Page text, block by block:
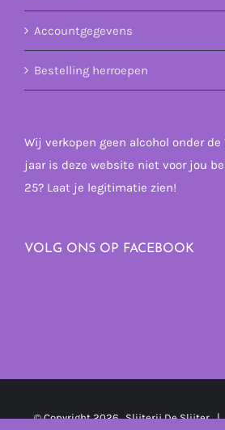
Accountgegevens
Bestelling herroepen
Wij verkopen geen alcohol onder de
jaar is deze website niet voor jou
25? Laat je legitimatie zien!
VOLG ONS OP FACEBOOK
© Copyright2026 Slijterij De Slijter |